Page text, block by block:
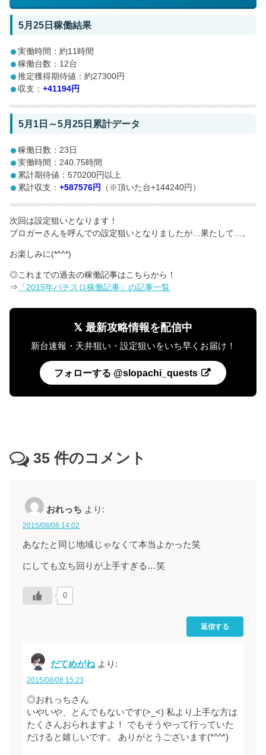
5月25日稼働結果
実働時間：約11時間
稼働台数：12台
推定獲得期待値：約27300円
収支：+41194円
5月1日～5月25日累計データ
稼働日数：23日
実働時間：240.75時間
累計期待値：570200円以上
累計収支：+587576円 （※頂いた台+144240円）
次回は設定狙いとなります！
ブロガーさんを呼んでの設定狙いとなりましたが…果たして…。
お楽しみに(*^^*)
◎これまでの過去の稼働記事はこちらから！
⇒ 「2015年パチスロ稼働記事」の記事一覧
𝕏 最新攻略情報を配信中
新台速報・天井狙い・設定狙いをいち早くお届け！
フォローする @slopachi_quests
35 件のコメント
おれっち より:
2015/08/08 14:02
あなたと同じ地域じゃなくて本当よかった笑
にしても立ち回りが上手すぎる…笑
0
返信する
だてめがね より:
2015/08/08 15:23
◎おれっちさん
いやいや、とんでもないです(>_<) 私より上手な方は
たくさんおられますよ！ でもそうやって行っていた
だけると嬉しいです。 ありがとうございます(*^^*)